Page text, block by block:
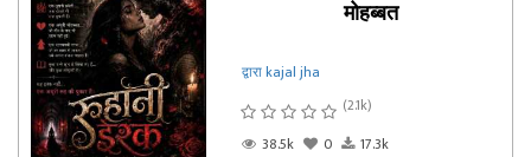
मोहब्बत
द्वारा kajal jha
(2.1k)
38.5k
0 17.3k